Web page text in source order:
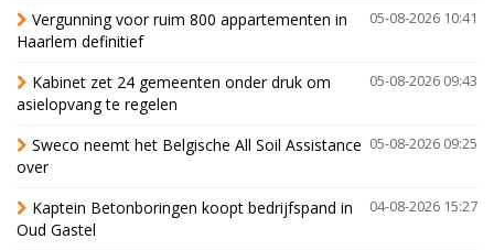
05-08-2026 10:41
Vergunning voor ruim 800 appartementen in
Haarlem definitief
05-08-2026 09:43
Kabinet zet 24 gemeenten onder druk om
asielopvang te regelen
05-08-2026 09:25
Sweco neemt het Belgische All Soil Assistance
over
04-08-2026 15:27
Kaptein Betonboringen koopt bedrijfspand in
Oud Gastel